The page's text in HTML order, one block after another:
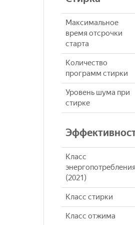
Максимальное
время отсрочки
старта
Количество
программ стирки
Уровень шума при
стирке
Класс
энергопотребления
(2021)
Класс стирки
Класс отжима